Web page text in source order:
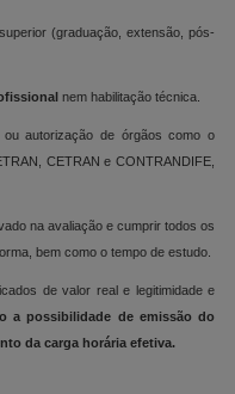
(graduação, extensão, pós-
nem habilitação técnica.
autorização de órgãos como o
CETRAN e CONTRANDIFE,
na avaliação e cumprir todos os
bem como o tempo de estudo.
de valor real e legitimidade e
a possibilidade de emissão do
da carga horária efetiva.